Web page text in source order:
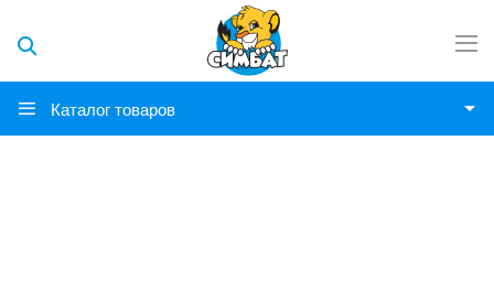
Каталог товаров